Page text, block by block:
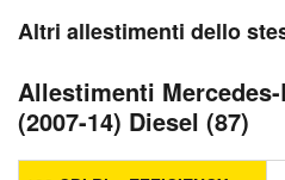
Altri allestimenti dello
Allestimenti
(2007-14) Diesel (87)